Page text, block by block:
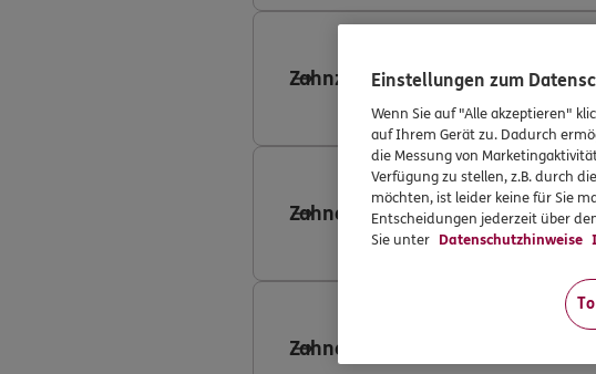
Zahnzusatzversicherung (DKV
Zahnersatzversicherung mit
Zahnersatzversicherung mit
Einstellungen zum
Wenn Sie auf "Alle akzeptieren"
auf Ihrem Gerät zu. Dadurch
die Messung von
Verfügung zu stellen, z.B. durch
möchten, ist leider keine für Sie
Entscheidungen jederzeit über
Sie unter Datenschutzhinweise